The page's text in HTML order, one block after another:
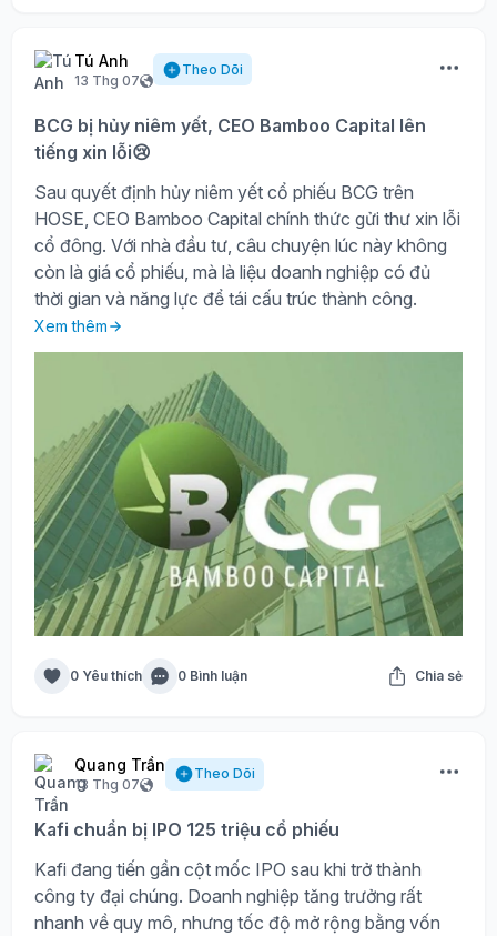
Tú Anh
13 Thg 07
Theo Dõi
BCG bị hủy niêm yết, CEO Bamboo Capital lên
tiếng xin lỗi😢
Sau quyết định hủy niêm yết cổ phiếu BCG trên
HOSE, CEO Bamboo Capital chính thức gửi thư xin lỗi
cổ đông. Với nhà đầu tư, câu chuyện lúc này không
còn là giá cổ phiếu, mà là liệu doanh nghiệp có đủ
thời gian và năng lực để tái cấu trúc thành công.
Xem thêm
0 Yêu thích 0 Bình luận Chia sẻ
Quang Trần
13 Thg 07
Theo Dõi
Kafi chuẩn bị IPO 125 triệu cổ phiếu
Kafi đang tiến gần cột mốc IPO sau khi trở thành
công ty đại chúng. Doanh nghiệp tăng trưởng rất
nhanh về quy mô, nhưng tốc độ mở rộng bằng vốn